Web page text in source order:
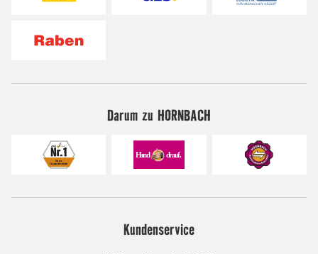
Darum zu HORNBACH
Kundenservice